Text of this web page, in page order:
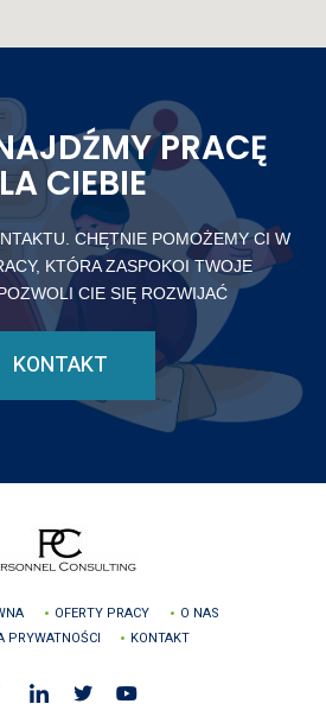
PRACĘ
CIEBIE
CHĘTNIE POMOŻEMY CI W
KTÓRA ZASPOKOI TWOJE
CIE SIĘ ROZWIJAĆ
KONTAKT
OFERTY PRACY
O NAS
PRYWATNOŚCI
KONTAKT